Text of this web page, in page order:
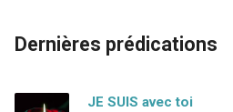
Dernières prédications
JE SUIS avec toi